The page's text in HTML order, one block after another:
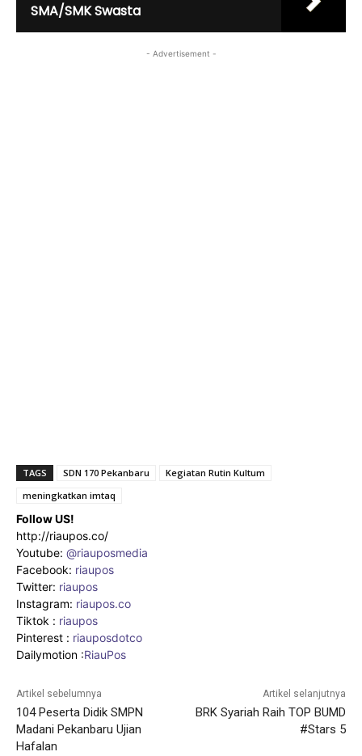
SMA/SMK Swasta
- Advertisement -
TAGS SDN 170 Pekanbaru
Kegiatan Rutin Kultum
meningkatkan imtaq
Follow US!
http://riaupos.co/
Youtube: @riauposmedia
Facebook: riaupos
Twitter: riaupos
Instagram: riaupos.co
Tiktok : riaupos
Pinterest : riauposdotco
Dailymotion :RiauPos
Artikel sebelumnya
104 Peserta Didik SMPN
Madani Pekanbaru Ujian
Hafalan
Artikel selanjutnya
BRK Syariah Raih TOP BUMD
#Stars 5